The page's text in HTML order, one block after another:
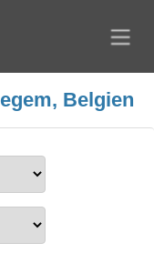
Belgien